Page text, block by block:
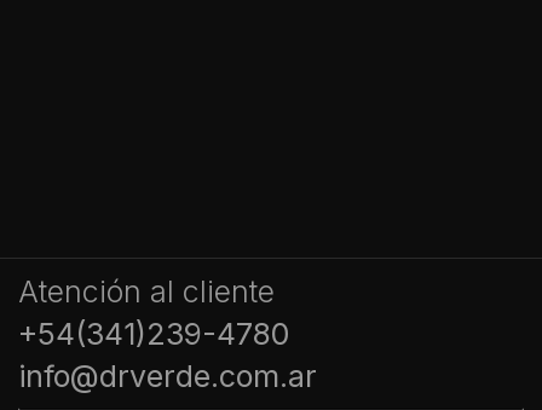
Atención al cliente
+54(341)239-4780
info@drverde.com.ar